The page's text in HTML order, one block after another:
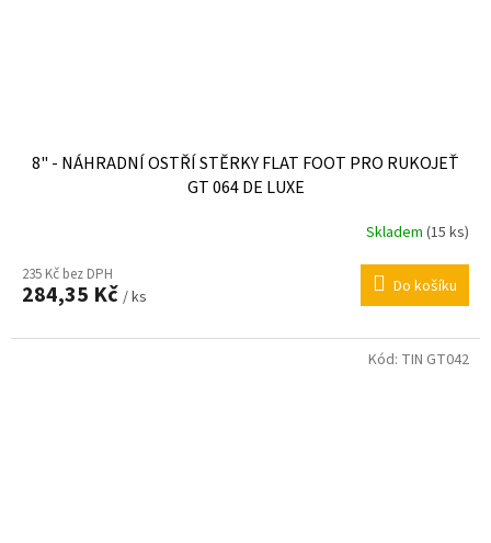
8" - NÁHRADNÍ OSTŘÍ STĚRKY FLAT FOOT PRO RUKOJEŤ
GT 064 DE LUXE
Skladem (15 ks)
235 Kč bez DPH
284,35 Kč / ks Do košíku
Kód: TIN GT042